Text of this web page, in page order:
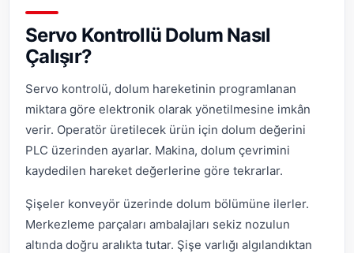
Servo Kontrollü Dolum Nasıl
Çalışır?
Servo kontrolü, dolum hareketinin programlanan
miktara göre elektronik olarak yönetilmesine imkân
verir. Operatör üretilecek ürün için dolum değerini
PLC üzerinden ayarlar. Makina, dolum çevrimini
kaydedilen hareket değerlerine göre tekrarlar.
Şişeler konveyör üzerinde dolum bölümüne ilerler.
Merkezleme parçaları ambalajları sekiz nozulun
altında doğru aralıkta tutar. Şişe varlığı algılandıktan